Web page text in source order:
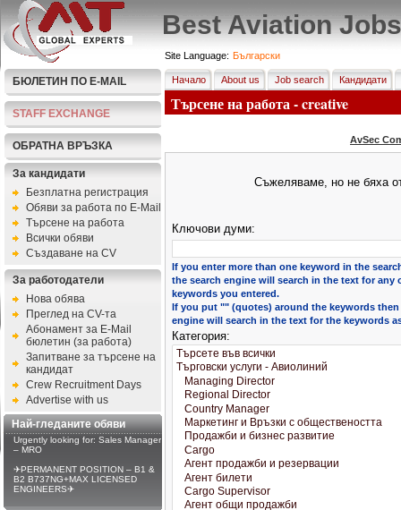
Best Aviation Jobs
БЮЛЕТИН ПО E-MAIL
STAFF EXCHANGE
ОБРАТНА ВРЪЗКА
За кандидати
Безплатна регистрация
Обяви за работа по E-Mail
Търсене на работа
Всички обяви
Създаване на CV
За работодатели
Нова обява
Преглед на CV-та
Абонамент за E-Mail
бюлетин (за работа)
Запитване за търсене на
кандидат
Crew Recruitment Days
Advertise with us
Най-гледаните обяви
Urgently looking for: Sales Manager
– MRO
✈PERMANENT POSITION – B1 &
B2 B737NG+MAX LICENSED
ENGINEERS✈
Site Language: Български
Начало About us Job search Кандидати
Търсене на работа - creative
AvSec
Съжеляваме, но не бяха
Ключови думи:
If you enter more than one keyword in the
the search engine will search in the text for any
keywords you entered.
If you put "" (quotes) around the keywords then
engine will search in the text for the keywords
Категория: